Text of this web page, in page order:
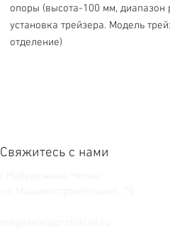
опоры (высота-100 мм, диапазон
установка трейзера. Модель
отделение)
Свяжитесь с нами